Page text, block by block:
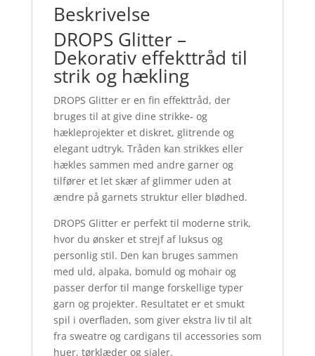
Beskrivelse
DROPS Glitter –
Dekorativ effekttråd til
strik og hækling
DROPS Glitter er en fin effekttråd, der
bruges til at give dine strikke- og
hækleprojekter et diskret, glitrende og
elegant udtryk. Tråden kan strikkes eller
hækles sammen med andre garner og
tilfører et let skær af glimmer uden at
ændre på garnets struktur eller blødhed.
DROPS Glitter er perfekt til moderne strik,
hvor du ønsker et strejf af luksus og
personlig stil. Den kan bruges sammen
med uld, alpaka, bomuld og mohair og
passer derfor til mange forskellige typer
garn og projekter. Resultatet er et smukt
spil i overfladen, som giver ekstra liv til alt
fra sweatre og cardigans til accessories som
huer, tørklæder og sjaler.